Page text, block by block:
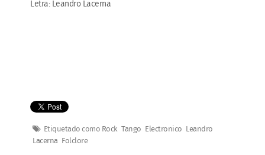
Letra: Leandro Lacerna
Etiquetado como Rock Tango Electronico Leandro
Lacerna Folclore